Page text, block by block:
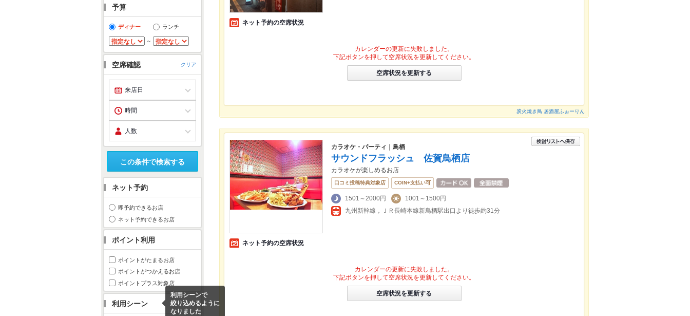
予算
ディナー ランチ
～
空席確認 クリア
この条件で検索する
ネット予約
即予約できるお店
ネット予約できるお店
ポイント利用
ポイントがたまるお店
ポイントがつかえるお店
ポイントプラス対象店
利用シーン
利用シーンで
絞り込めるように
なりました
ネット予約の空席状況
カレンダーの更新に失敗しました。
下記ボタンを押して空席状況を更新してください。
空席状況を更新する
炭火焼き鳥 居酒屋ふぉーりん
カラオケ・パーティ｜鳥栖
サウンドフラッシュ 佐賀鳥栖店
カラオケが楽しめるお店
口コミ投稿特典対象店 COIN+支払い可
1501～2000円
1001～1500円
九州新幹線，ＪＲ長崎本線新鳥栖駅出口より徒歩約31分
ネット予約の空席状況
カレンダーの更新に失敗しました。
下記ボタンを押して空席状況を更新してください。
空席状況を更新する